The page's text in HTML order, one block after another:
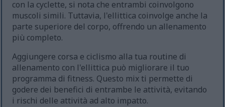
con la cyclette, si nota che entrambi coinvolgono
muscoli simili. Tuttavia, l'ellittica coinvolge anche la
parte superiore del corpo, offrendo un allenamento
più completo.
Aggiungere corsa e ciclismo alla tua routine di
allenamento con l'ellittica può migliorare il tuo
programma di fitness. Questo mix ti permette di
godere dei benefici di entrambe le attività, evitando
i rischi delle attività ad alto impatto.